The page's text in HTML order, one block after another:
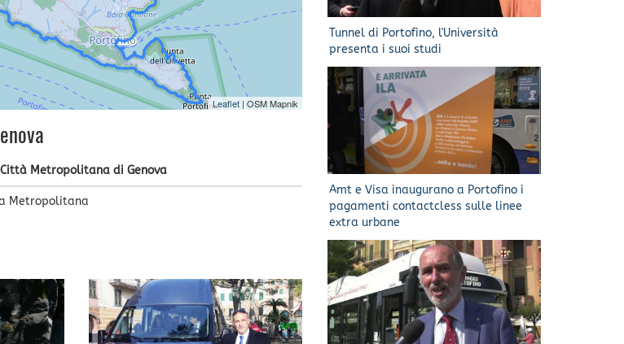
Leaflet | OSM Mapnik
Metropolitana di Genova
Metropolitana
Tunnel di Portofino, l'Università
presenta i suoi studi
Amt e Visa inaugurano a Portofino i
pagamenti contactcless sulle linee
extra urbane